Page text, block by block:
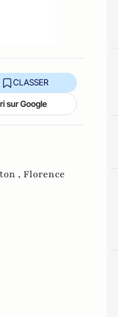
CLASSER
sur Google
, Florence